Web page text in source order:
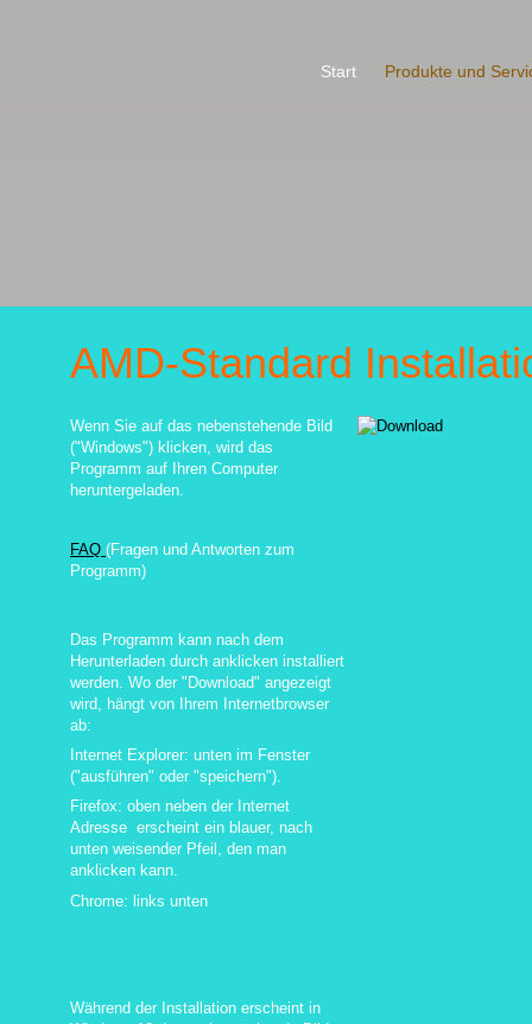
Start Produkte und
AMD-Standard
Wenn Sie auf das nebenstehende Bild
("Windows") klicken, wird das
Programm auf Ihren Computer
heruntergeladen.
FAQ (Fragen und Antworten zum
Programm)
Das Programm kann nach dem
Herunterladen durch anklicken installiert
werden. Wo der "Download" angezeigt
wird, hängt von Ihrem Internetbrowser
ab:
Internet Explorer: unten im Fenster
("ausführen" oder "speichern").
Firefox: oben neben der Internet
Adresse erscheint ein blauer, nach
unten weisender Pfeil, den man
anklicken kann.
Chrome: links unten
Während der Installation erscheint in